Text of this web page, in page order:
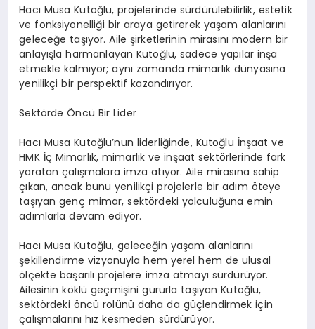
Hacı Musa Kutoğlu, projelerinde sürdürülebilirlik, estetik
ve fonksiyonelliği bir araya getirerek yaşam alanlarını
geleceğe taşıyor. Aile şirketlerinin mirasını modern bir
anlayışla harmanlayan Kutoğlu, sadece yapılar inşa
etmekle kalmıyor; aynı zamanda mimarlık dünyasına
yenilikçi bir perspektif kazandırıyor.
Sektörde Öncü Bir Lider
Hacı Musa Kutoğlu’nun liderliğinde, Kutoğlu İnşaat ve
HMK İç Mimarlık, mimarlık ve inşaat sektörlerinde fark
yaratan çalışmalara imza atıyor. Aile mirasına sahip
çıkan, ancak bunu yenilikçi projelerle bir adım öteye
taşıyan genç mimar, sektördeki yolculuğuna emin
adımlarla devam ediyor.
Hacı Musa Kutoğlu, geleceğin yaşam alanlarını
şekillendirme vizyonuyla hem yerel hem de ulusal
ölçekte başarılı projelere imza atmayı sürdürüyor.
Ailesinin köklü geçmişini gururla taşıyan Kutoğlu,
sektördeki öncü rolünü daha da güçlendirmek için
çalışmalarını hız kesmeden sürdürüyor.